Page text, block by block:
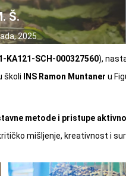
Š.
2025
KA121-SCH-000327560),
školi INS Ramon Muntaner u
metode i pristupe
mišljenje, kreativnost i